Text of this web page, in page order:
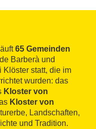
65 Gemeinden
Barberà und
Klöster statt, die im
wurden: das
Kloster von
Kloster von
Landschaften,
und Tradition.